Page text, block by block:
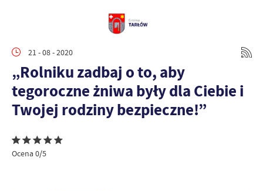
21 - 08 - 2020
„Rolniku zadbaj o to, aby
tegoroczne żniwa były dla Ciebie i
Twojej rodziny bezpieczne!”
Ocena 0/5